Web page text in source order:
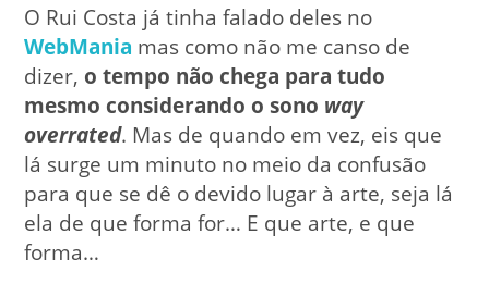
O Rui Costa já tinha falado deles no
WebMania mas como não me canso de
dizer, o tempo não chega para tudo
mesmo considerando o sono way
overrated. Mas de quando em vez, eis que
lá surge um minuto no meio da confusão
para que se dê o devido lugar à arte, seja lá
ela de que forma for… E que arte, e que
forma…